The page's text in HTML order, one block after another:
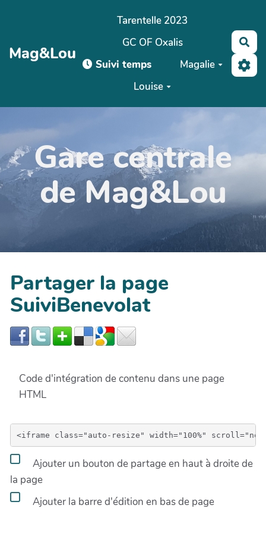
Aller au contenu principal
Mag&Lou
Tarentelle 2023
GC OF Oxalis
Suivi temps
Magalie
Louise
Gare centrale
de Mag&Lou
Partager la page
SuiviBenevolat
Code d'intégration de contenu dans une page
HTML
Ajouter un bouton de partage en haut à droite de
la page
Ajouter la barre d'édition en bas de page